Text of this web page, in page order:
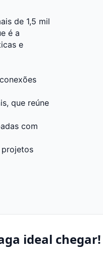
de 1,5 mil
é a
e
que reúne
com
projetos
ideal chegar!